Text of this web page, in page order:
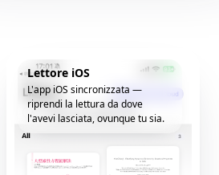
Lettore iOS
L'app iOS sincronizzata —
riprendi la lettura da dove
l'avevi lasciata, ovunque tu sia.